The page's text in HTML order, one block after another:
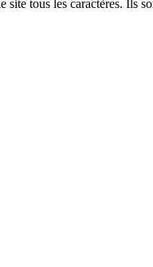
tous les caractères. Ils